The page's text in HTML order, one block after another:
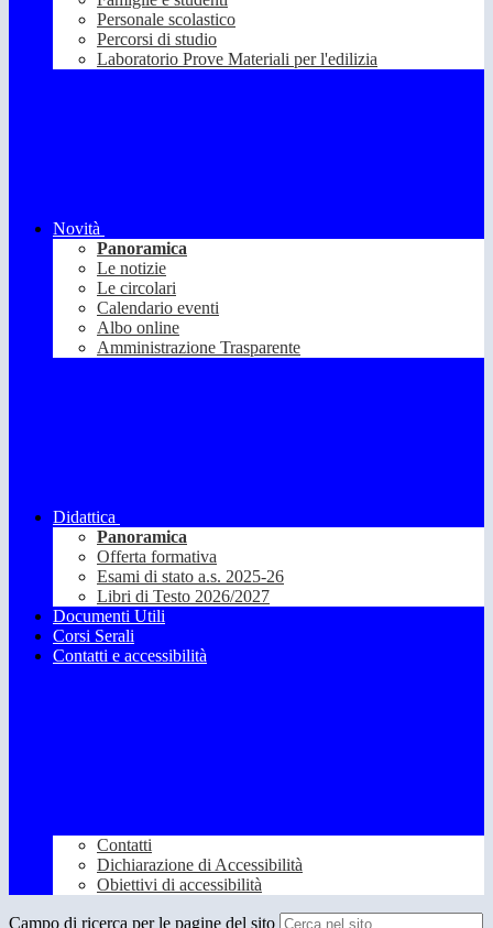
Personale scolastico
Percorsi di studio
Laboratorio Prove Materiali per l'edilizia
Novità
Panoramica
Le notizie
Le circolari
Calendario eventi
Albo online
Amministrazione Trasparente
Didattica
Panoramica
Offerta formativa
Esami di stato a.s. 2025-26
Libri di Testo 2026/2027
Documenti Utili
Corsi Serali
Contatti e accessibilità
Contatti
Dichiarazione di Accessibilità
Obiettivi di accessibilità
Campo di ricerca per le pagine del sito